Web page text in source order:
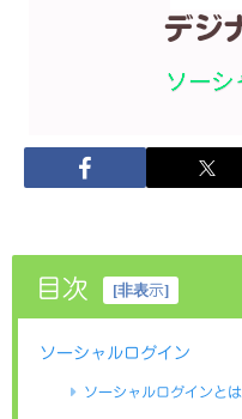
目次 [非表示]
ソーシャルログイン
ソーシャルログインとは